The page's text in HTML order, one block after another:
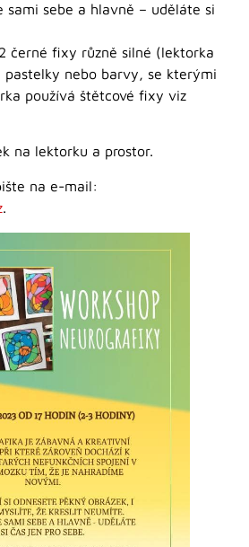
sami sebe a hlavně – uděláte si
černé fixy různě silné (lektorka
pastelky nebo barvy, se kterými
používá štětcové fixy viz
na lektorku a prostor.
na e-mail:
.